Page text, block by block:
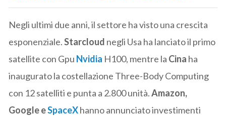
Negli ultimi due anni, il settore ha visto una crescita
esponenziale.Starcloud negli Usa ha lanciato il primo
satellite con Gpu Nvidia H100, mentre la Cina ha
inaugurato la costellazione Three-Body Computing
con 12 satelliti e punta a 2.800 unità.Amazon,
Google eSpaceXhanno annunciato investimenti